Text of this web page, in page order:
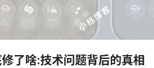
了啥:技术问题背后的真相